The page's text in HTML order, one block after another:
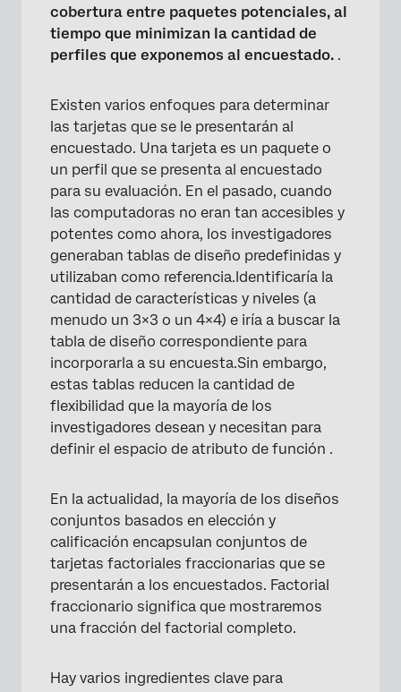
cobertura entre paquetes potenciales, al
tiempo que minimizan la cantidad de
perfiles que exponemos al encuestado. .
Existen varios enfoques para determinar
las tarjetas que se le presentarán al
encuestado. Una tarjeta es un paquete o
un perfil que se presenta al encuestado
para su evaluación. En el pasado, cuando
las computadoras no eran tan accesibles y
potentes como ahora, los investigadores
generaban tablas de diseño predefinidas y
utilizaban como referencia.Identificaría la
cantidad de características y niveles (a
menudo un 3×3 o un 4×4) e iría a buscar la
tabla de diseño correspondiente para
incorporarla a su encuesta.Sin embargo,
estas tablas reducen la cantidad de
flexibilidad que la mayoría de los
investigadores desean y necesitan para
definir el espacio de atributo de función .
En la actualidad, la mayoría de los diseños
conjuntos basados en elección y
calificación encapsulan conjuntos de
tarjetas factoriales fraccionarias que se
presentarán a los encuestados. Factorial
fraccionario significa que mostraremos
una fracción del factorial completo.
Hay varios ingredientes clave para